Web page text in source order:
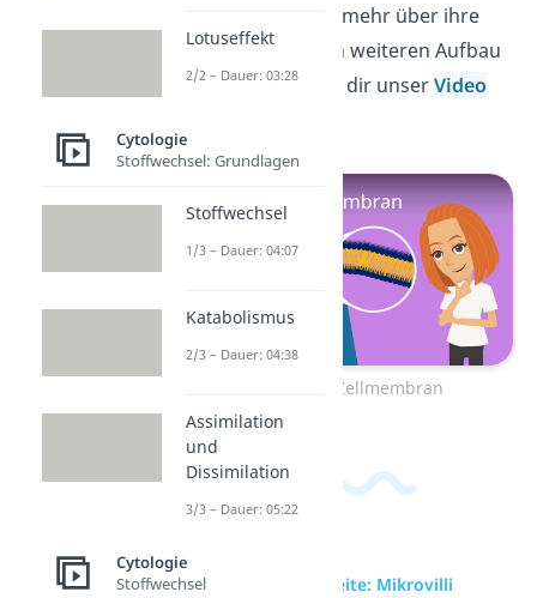
. Um mehr über ihre
Funktion und ihren weiteren Aufbau
zu erfahren, schau dir unserVideo
Zum Video: Zellmembran
zur Videoseite: Mikrovilli
Lotuseffekt
2/2 – Dauer: 03:28
Cytologie
Stoffwechsel: Grundlagen
Stoffwechsel
1/3 – Dauer: 04:07
Katabolismus
2/3 – Dauer: 04:38
Assimilation
und
Dissimilation
3/3 – Dauer: 05:22
Cytologie
Stoffwechsel